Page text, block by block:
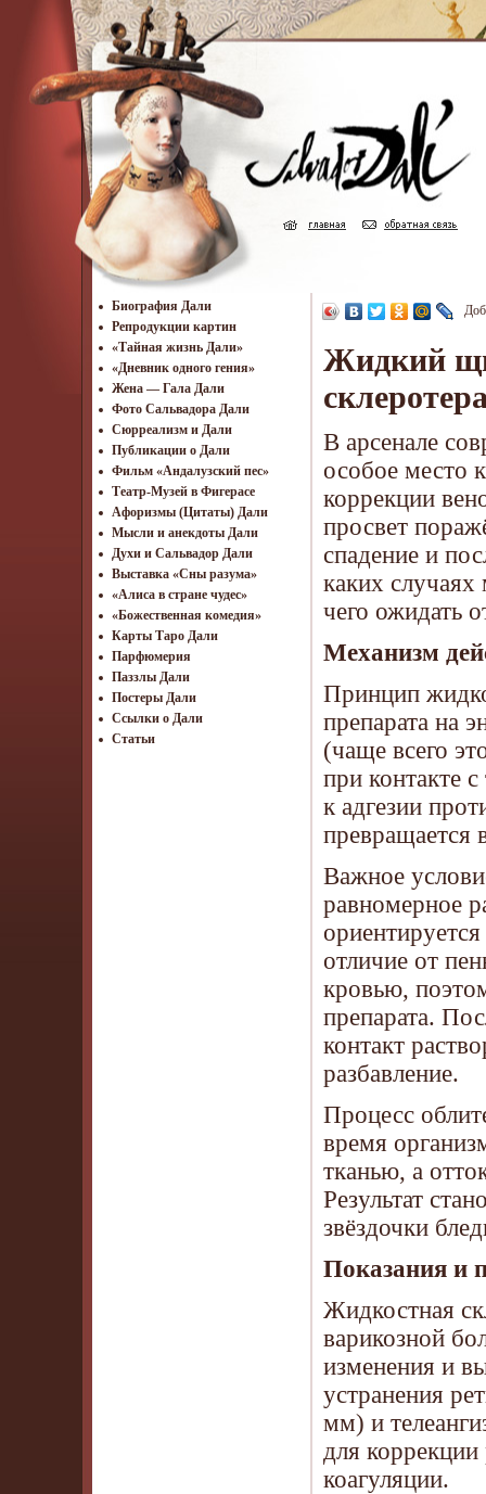
Биография Дали
Репродукции картин
«Тайная жизнь Дали»
«Дневник одного гения»
Жена — Гала Дали
Фото Сальвадора Дали
Cюрреализм и Дали
Публикации о Дали
Фильм «Андалузский пес»
Театр-Музей в Фигерасе
Афоризмы (Цитаты) Дали
Мысли и анекдоты Дали
Духи и Сальвадор Дали
Выставка «Сны разума»
«Алиса в стране чудес»
«Божественная комедия»
Карты Таро Дали
Парфюмерия
Паззлы Дали
Постеры Дали
Ссылки о Дали
Статьи
Жидкий
В арсенале
особое место
коррекции
просвет
спадение и
каких случаях
чего ожидать
Механизм
Принцип
препарата на
(чаще всего
при контакте
к адгезии
превращается
Важное
равномерное
отличие от
кровью,
препарата.
контакт
разбавление.
Процесс
время
тканью, а
Результат
звёздочки
Показания и
Жидкостная
варикозной
изменения и
устранения
мм) и
для
коагуляции.